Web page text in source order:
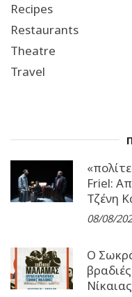
Recipes
Restaurants
Theatre
Travel
Friel:
Τζένη
08/08/
Ο
Νίκαιας